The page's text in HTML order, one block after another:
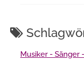
Musiker - Sänger